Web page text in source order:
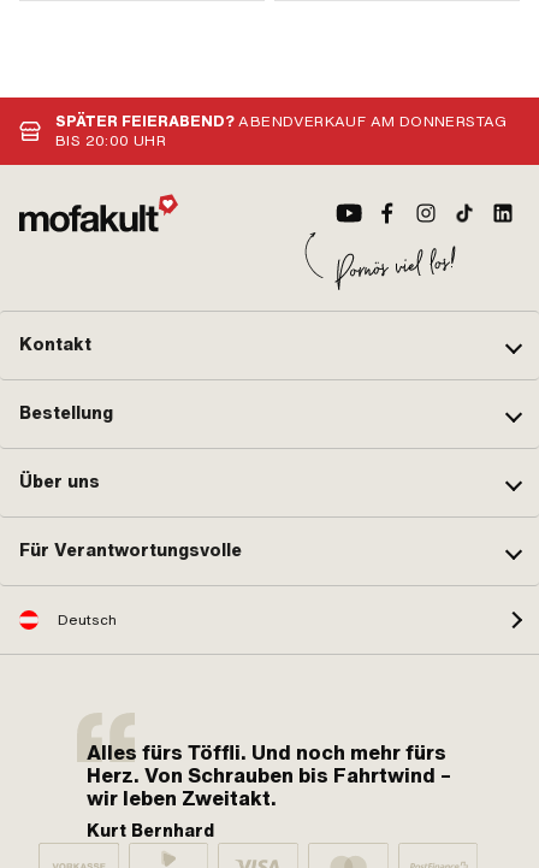
SPÄTER FEIERABEND?ABENDVERKAUF AM DONNERSTAG
BIS 20:00 UHR
Kontakt
Bestellung
Über uns
Für Verantwortungsvolle
Deutsch
Alles fürs Töffli. Und noch mehr fürs
Herz. Von Schrauben bis Fahrtwind –
wir leben Zweitakt.
Kurt Bernhard